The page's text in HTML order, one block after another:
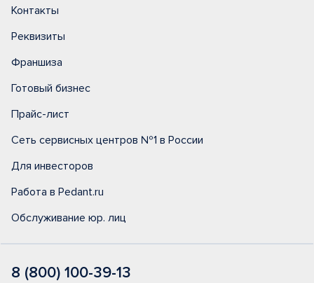
Контакты
Реквизиты
Франшиза
Готовый бизнес
Прайс-лист
Сеть сервисных центров №1 в России
Для инвесторов
Работа в Pedant.ru
Обслуживание юр. лиц
8 (800) 100-39-13